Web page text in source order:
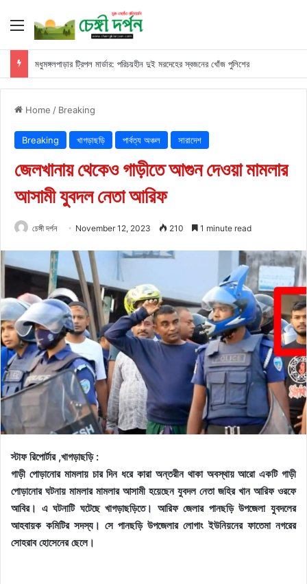
Menu
মধুমঙ্গলপাড়ার ট্রিপল মার্ডার: পরিচয়হীন দুই মরদেহের স্বজনের খোঁজ পুলিশের
Home / Breaking
Breaking খাগড়াছড়ি পার্বত্য অঞ্চল সারাদেশ
জেলখানায় থেকেও গাড়ীতে আগুন দেওয়া মামলার
আসামী যুবদল নেতা আরিফ
চেঙ্গী দর্পন November 12, 2023 210 1 minute read
স্টাফ রিপোর্টার ,খাগড়াছড়ি :
গাড়ী পোড়ানোর মামলায় চার দিন ধরে কারা অন্তরীন থাকা অবস্থায় আরো একটি গাড়ী
পোড়ানোর ঘটনায় মামলার মামলার আসামী হয়েছেন যুবদল নেতা জহির খান আরিফ ওরফে
আবির। এ ঘটনাটি ঘটেছে খাগড়াছড়িতে। আরিফ জেলার পানছড়ি উপজেলা যুবদলের
আহবায়ক কমিটির সদস্য। সে পানছড়ি উপজেলার লোগাং ইউনিয়নের ফাতেমা নগরের
সোহরাব হোসেনের ছেলে।